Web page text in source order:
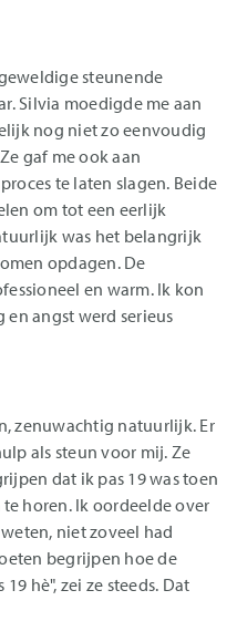
steunende
Silvia moedigde me aan
nog niet zo eenvoudig
gaf me ook aan
te laten slagen. Beide
om tot een eerlijk
was het belangrijk
opdagen. De
en warm. Ik kon
en angst werd serieus
zenuwachtig natuurlijk. Er
als steun voor mij. Ze
dat ik pas 19 was toen
horen. Ik oordeelde over
niet zoveel had
begrijpen hoe de
hè", zei ze steeds. Dat